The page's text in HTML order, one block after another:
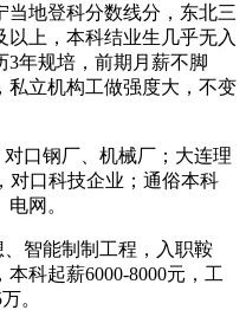
地登科分数线分，东北三
上，本科结业生几乎无入
3年规培，前期月薪不脚
私立机构工做强度大，不变
口钢厂、机械厂；大连理
对口科技企业；通俗本科
网。
智能制制工程，入职鞍
科起薪6000-8000元，工
。